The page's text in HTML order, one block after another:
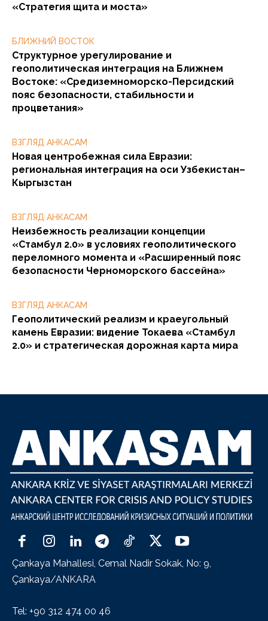
«Стратегия щита и моста»
БЛИЖНИЙ ВОСТОК
Структурное урегулирование и
геополитическая интеграция на Ближнем
Востоке: «Средиземноморско-Персидский
пояс безопасности, стабильности и
процветания»
ВЗГЛЯД АНКАСАМ
Новая центробежная сила Евразии:
региональная интеграция на оси Узбекистан–
Кыргызстан
ВЗГЛЯД АНКАСАМ
Неизбежность реализации концепции
«Стамбул 2.0» в условиях геополитического
переломного момента и «Расширенный пояс
безопасности Черноморского бассейна»
ВЗГЛЯД АНКАСАМ
Геополитический реализм и краеугольный
камень Евразии: видение Токаева «Стамбул
2.0» и стратегическая дорожная карта мира
Çankaya Mahallesi, Cemal Nadir Sokak, No: 9,
Çankaya/ANKARA
Tel: +90 312 474 00 46